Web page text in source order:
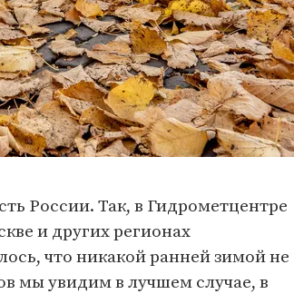
России. Так, в Гидрометцентре
и других регионах
что никакой ранней зимой не
мы увидим в лучшем случае, в